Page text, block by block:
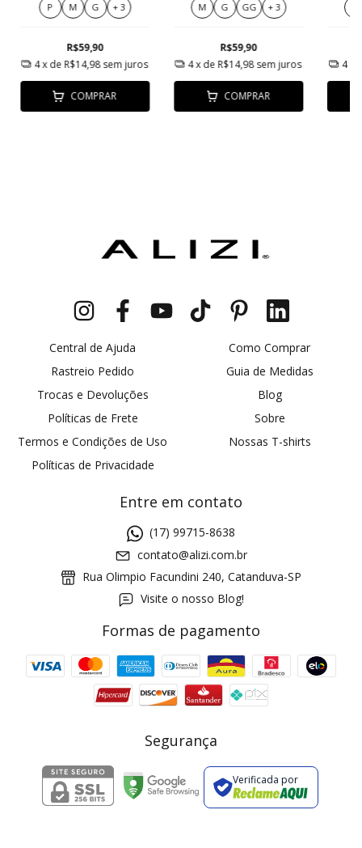
P M G + 3
R$59,90
4x de R$14,98 sem juros
COMPRAR
M G GG + 3
R$59,90
4x de R$14,98sem juros
COMPRAR
4
Central de Ajuda
Rastreio Pedido
Trocas e Devoluções
Políticas de Frete
Termos e Condições de Uso
Políticas de Privacidade
Como Comprar
Guia de Medidas
Blog
Sobre
Nossas T-shirts
Entre em contato
(17) 99715-8638
contato@alizi.com.br
Rua Olimpio Facundini 240, Catanduva-SP
Visite o nosso Blog!
Formas de pagamento
Segurança
Verificada por
Cupom 1a compra: GANHE5
2 pecas 7% OFF